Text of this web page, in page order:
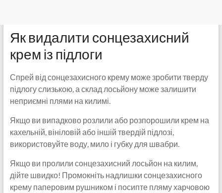
Як видалити сонцезахисний
крем із підлоги
Спрей від сонцезахисного крему може зробити тверду
підлогу слизькою, а склад лосьйону може залишити
неприємні плями на килимі.
Якщо ви випадково розлили або розпорошили крем на
кахельній, вініловій або іншій твердій підлозі,
використовуйте воду, мило і губку для швабри.
Якщо ви пролили сонцезахисний лосьйон на килим,
дійте швидко! Промокніть надлишки сонцезахисного
крему паперовим рушником і посипте пляму харчовою